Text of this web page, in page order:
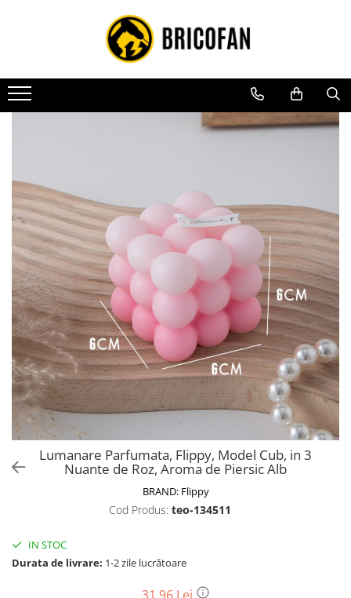
Toate Produsele
Vehicule electrice
Atv
Masini electrice
Motocross
Piese de schimb vehicule electrice
Scutere electrice
Scutere pe benzina
Tricicluri cargo fara permis
Tricicluri persoane
Trotinete electrice
Biciclete, trotinete, triciclete
Biciclete electrice
Triciclete
Gradina
Motoburghie si accesorii
Drujbe pe benzina
Drujbe cu acumulator
Consumabile drujbe, fierastraie
Lumanare Parfumata, Flippy, Model Cub, in 3
Nuante de Roz, Aroma de Piersic Alb
BRAND: Flippy
Cod Produs: teo-134511
IN STOC
Durata de livrare: 1-2 zile lucrătoare